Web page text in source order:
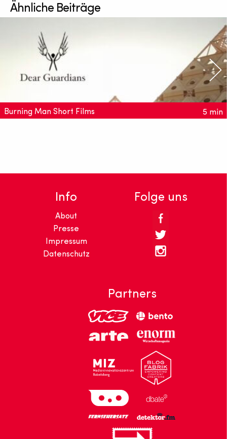
Ähnliche Beiträge
Burning Man Short Films
5 min
Info
About
Presse
Impressum
Datenschutz
Folge uns
Partners